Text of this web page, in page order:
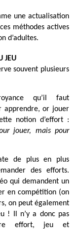
une actualisation
méthodes actives
d’adultes.
JEU
souvent plusieurs
qu’il faut
apprendre, or jouer
notion d’effort :
jouer, mais pour
de plus en plus
des efforts.
qui demandent un
en compétition (on
on peut également
! Il n’y a donc pas
effort, jeu et